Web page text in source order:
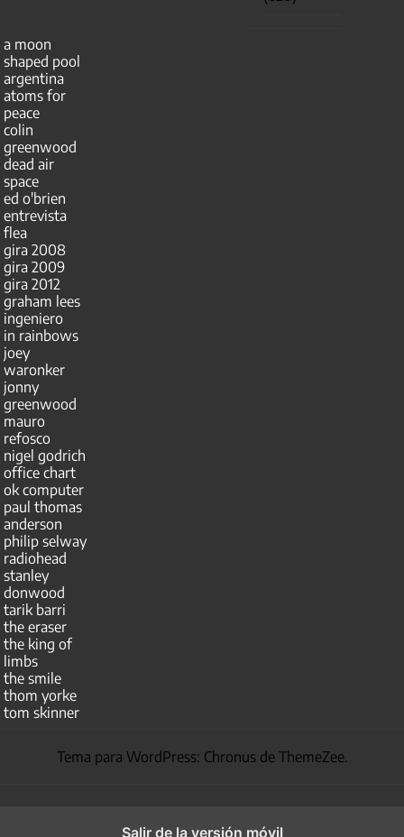
a moon
shaped pool
argentina
atoms for
peace
colin
greenwood
dead air
space
ed o'brien
entrevista
flea
gira 2008
gira 2009
gira 2012
graham lees
ingeniero
in rainbows
joey
waronker
jonny
greenwood
mauro
refosco
nigel godrich
office chart
ok computer
paul thomas
anderson
philip selway
radiohead
stanley
donwood
tarik barri
the eraser
the king of
limbs
the smile
thom yorke
tom skinner
Tema para WordPress: Chronus de ThemeZee.
Salir de la versión móvil